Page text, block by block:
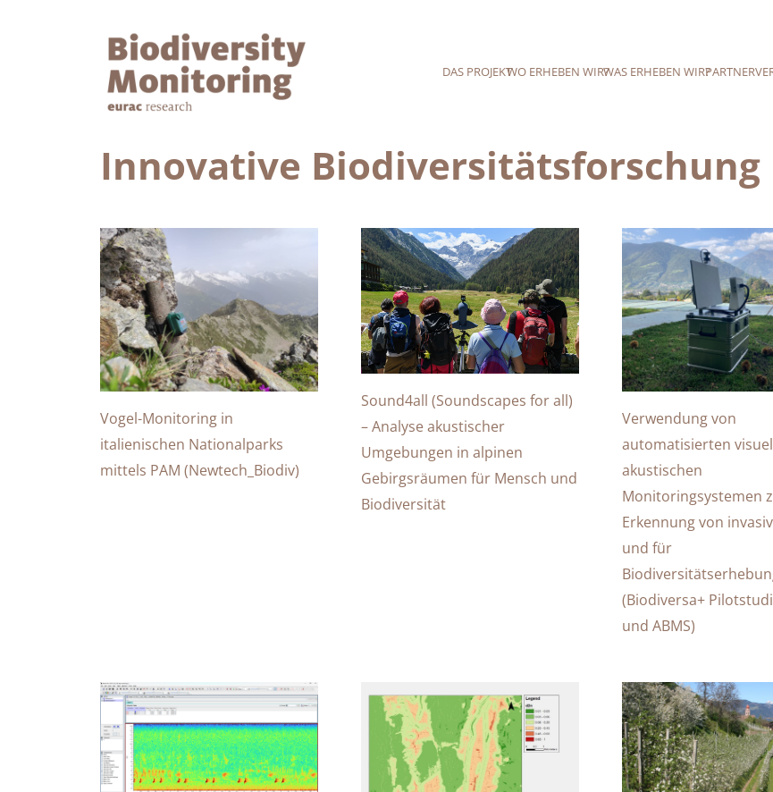
DAS PROJEKTWO ERHEBEN WIR?WAS ERHEBEN WIR?PARTNER
Innovative Biodiversitätsforschung
Vogel-Monitoring in
italienischen Nationalparks
mittels PAM (Newtech_Biodiv)
Sound4all (Soundscapes for all)
– Analyse akustischer
Umgebungen in alpinen
Gebirgsräumen für Mensch und
Biodiversität
Verwendung von
automatisierten
akustischen
Monitoringsystemen
Erkennung von
und für
(Biodiversa+
und ABMS)